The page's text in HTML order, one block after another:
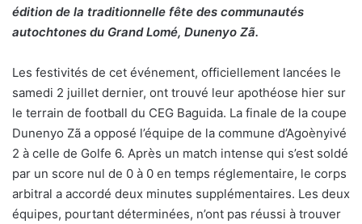
édition de la traditionnelle fête des communautés
autochtones du Grand Lomé, Dunenyo Zã.
Les festivités de cet événement, officiellement lancées le
samedi 2 juillet dernier, ont trouvé leur apothéose hier sur
le terrain de football du CEG Baguida. La finale de la coupe
Dunenyo Zã a opposé l’équipe de la commune d’Agoènyivé
2 à celle de Golfe 6. Après un match intense qui s’est soldé
par un score nul de 0 à 0 en temps réglementaire, le corps
arbitral a accordé deux minutes supplémentaires. Les deux
équipes, pourtant déterminées, n’ont pas réussi à trouver